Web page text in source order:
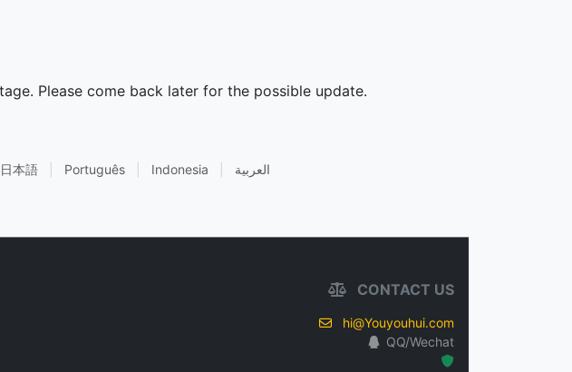
Please come back later for the possible update.
日本語 Português Indonesia العربية
CONTACT US
hi@Youyouhui.com
QQ/Wechat